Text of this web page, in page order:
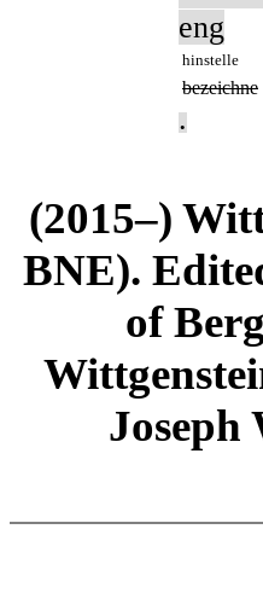
eng
hinstelle
bezeichne
.
(2015–)
BNE).
of
Joseph